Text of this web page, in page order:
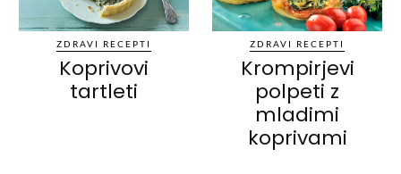
ZDRAVI RECEPTI
Koprivovi
tartleti
ZDRAVI RECEPTI
Krompirjevi
polpeti z
mladimi
koprivami